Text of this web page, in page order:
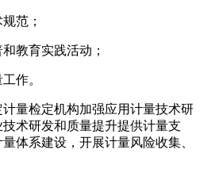
范；
教育实践活动；
作。
量检定机构加强应用计量技术研
术研发和质量提升提供计量支
体系建设，开展计量风险收集、